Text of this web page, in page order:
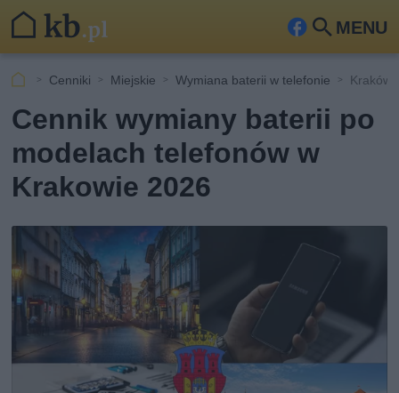
MENU
Fa
ook
Szu
kaj
Cenniki Miejskie Wymiana baterii w telefonie Kraków
Cennik wymiany baterii po
modelach telefonów w
Krakowie 2026